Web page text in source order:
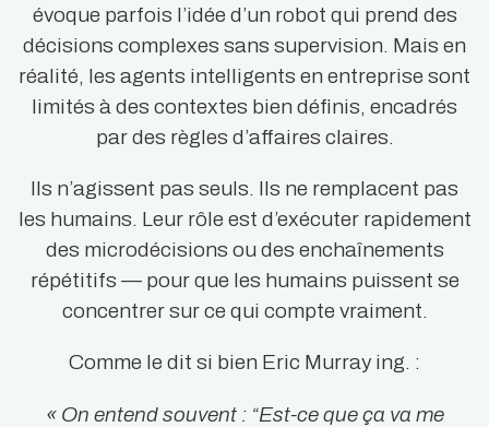
évoque parfois l’idée d’un robot qui prend des
décisions complexes sans supervision. Mais en
réalité, les agents intelligents en entreprise sont
limités à des contextes bien définis, encadrés
par des règles d’affaires claires.
Ils n’agissent pas seuls. Ils ne remplacent pas
les humains. Leur rôle est d’exécuter rapidement
des microdécisions ou des enchaînements
répétitifs — pour que les humains puissent se
concentrer sur ce qui compte vraiment.
Comme le dit si bien Eric Murray ing. :
« On entend souvent : “Est-ce que ça va me